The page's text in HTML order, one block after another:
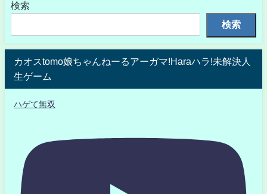
検索
検索
カオスtomo娘ちゃんねーるアーガマ!Haraハラ!未解決人
生ゲーム
ハゲて無双